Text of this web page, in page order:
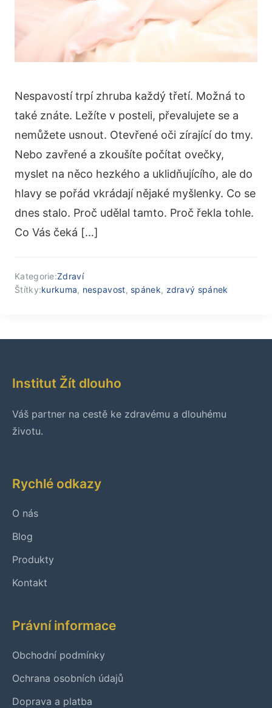
Nespavostí trpí zhruba každý třetí. Možná to
také znáte. Ležíte v posteli, převalujete se a
nemůžete usnout. Otevřené oči zírající do tmy.
Nebo zavřené a zkoušíte počítat ovečky,
myslet na něco hezkého a uklidňujícího, ale do
hlavy se pořád vkrádají nějaké myšlenky. Co se
dnes stalo. Proč udělal tamto. Proč řekla tohle.
Co Vás čeká […]
Kategorie:Zdraví
Štítky:kurkuma, nespavost, spánek, zdravý spánek
Institut Žít dlouho
Váš partner na cestě ke zdravému a dlouhému
životu.
Rychlé odkazy
O nás
Blog
Produkty
Kontakt
Právní informace
Obchodní podmínky
Ochrana osobních údajů
Doprava a platba